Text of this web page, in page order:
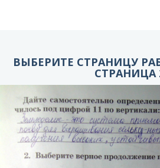
ВЫБЕРИТЕ СТРАНИЦУ
СТРАНИЦА